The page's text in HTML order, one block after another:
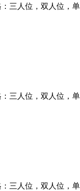
三人位，双人位
三人位，双人位
三人位，双人位